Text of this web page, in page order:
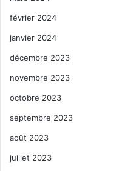
février 2024
janvier 2024
décembre 2023
novembre 2023
octobre 2023
septembre 2023
août 2023
juillet 2023